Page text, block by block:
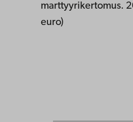
marttyyrikertomus.
euro)